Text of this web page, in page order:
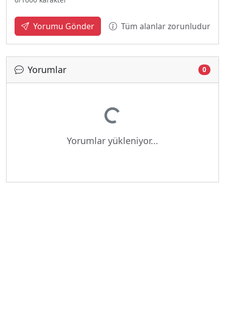
Yorumu Gönder Tüm alanlar zorunludur
Yorumlar 0
Yükleniyor...
Yorumlar yükleniyor...